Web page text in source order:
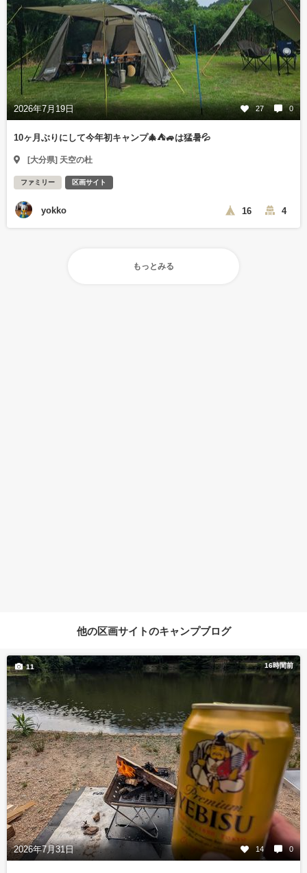
2026年7月19日 27 0
10ヶ月ぶりにして今年初キャンプ🎄⛺🚙は猛暑💦
[大分県] 天空の杜
ファミリー 区画サイト
yokko 16 4
もっとみる
他の区画サイトのキャンプブログ
16時間前
2026年7月31日 14 0
11